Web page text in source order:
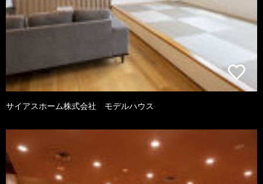
サイアスホーム株式会社 モデルハウス